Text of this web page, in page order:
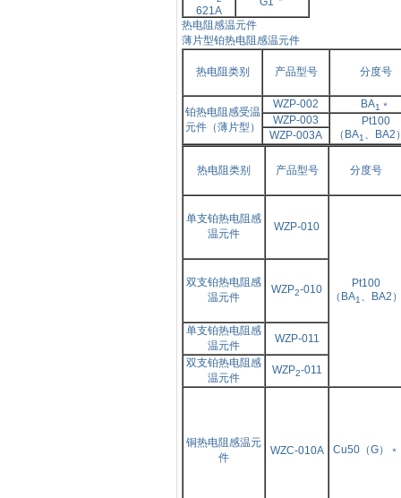
621A
热电阻感温元件
薄片型铂热电阻感温元件
热电阻类别 产品型号 分度号
铂热电阻感受温
元件（薄片型）
WZP-002 BA1 ﹡
WZP-003
Pt100
（BA1、 BA2
WZP-003A
热电阻类别 产品型号 分度号
单支铂热电阻感
温元件
WZP-010
Pt100
（BA1、 BA2
双支铂热电阻感
温元件
WZP2-010
单支铂热电阻感
温元件
WZP-011
双支铂热电阻感
温元件
WZP2-011
铜热电阻感温元
件
WZC-010A Cu50（G）﹡